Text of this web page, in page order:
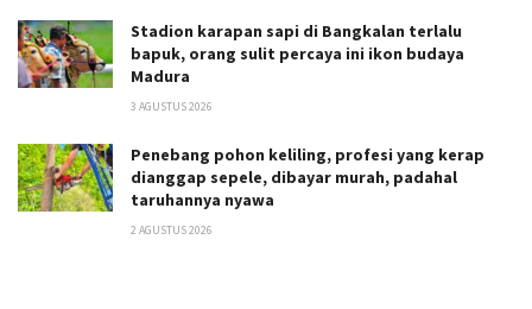
Stadion karapan sapi di Bangkalan terlalu
bapuk, orang sulit percaya ini ikon budaya
Madura
3 AGUSTUS 2026
Penebang pohon keliling, profesi yang kerap
dianggap sepele, dibayar murah, padahal
taruhannya nyawa
2 AGUSTUS 2026